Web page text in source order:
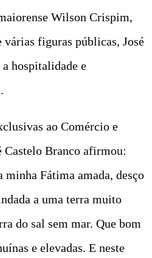
Wilson Crispim,
várias figuras públicas, José
hospitalidade e
ao Comércio e
Branco afirmou:
minha Fátima amada, desço
a uma terra muito
do sal sem mar. Que bom
e elevadas. E neste